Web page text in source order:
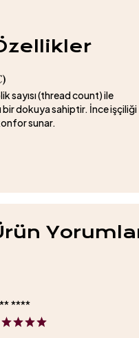
sayısı (thread count) ile
bir dokuya sahiptir. İnce işçiliği
sunar.
****